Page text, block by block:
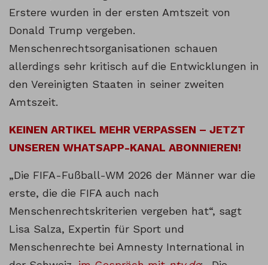
Erstere wurden in der ersten Amtszeit von
Donald Trump vergeben.
Menschenrechtsorganisationen schauen
allerdings sehr kritisch auf die Entwicklungen in
den Vereinigten Staaten in seiner zweiten
Amtszeit.
KEINEN ARTIKEL MEHR VERPASSEN – JETZT
UNSEREN WHATSAPP-KANAL ABONNIEREN!
„Die FIFA-Fußball-WM 2026 der Männer war die
erste, die die FIFA auch nach
Menschenrechtskriterien vergeben hat“, sagt
Lisa Salza, Expertin für Sport und
Menschenrechte bei Amnesty International in